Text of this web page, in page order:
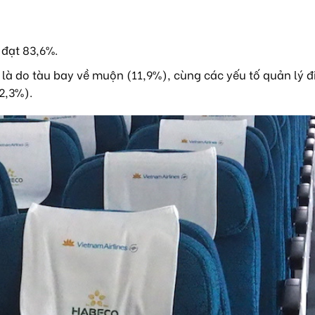
83,6%.
do tàu bay về muộn (11,9%), cùng các yếu tố quản lý